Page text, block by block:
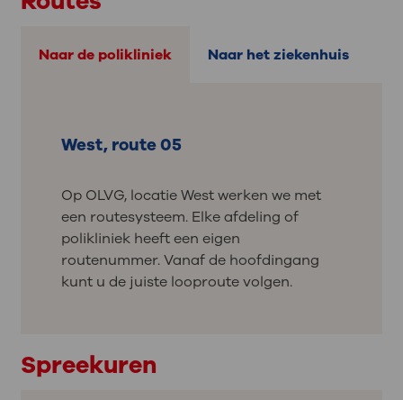
Naar de polikliniek Naar het ziekenhuis
West, route 05
Op OLVG, locatie West werken we met
een routesysteem. Elke afdeling of
polikliniek heeft een eigen
routenummer. Vanaf de hoofdingang
kunt u de juiste looproute volgen.
Spreekuren